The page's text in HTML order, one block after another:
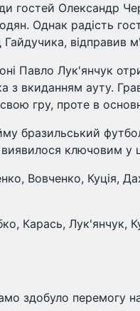
гостей Олександр
Однак радість
відправив
Павло Лук'янчук
з вкиданням ауту.
гру, проте в
бразильський
виявилося ключовим у
Вовченко, Куція,
Карась, Лук'янчук,
здобуло перемогу